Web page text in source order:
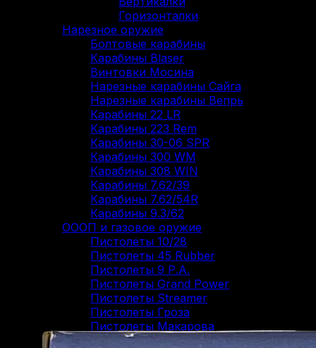
Горизонталки
Нарезное оружие
Болтовые карабины
Карабины Blaser
Винтовки Мосина
Нарезные карабины Сайга
Нарезные карабины Вепрь
Карабины 22 LR
Карабины 223 Rem
Карабины 30-06 SPR
Карабины 300 WM
Карабины 308 WIN
Карабины 7.62/39
Карабины 7.62/54R
Карабины 9.3/62
ОООП и газовое оружие
Пистолеты 10/28
Пистолеты 45 Rubber
Пистолеты 9 Р.А.
Пистолеты Grand Power
Пистолеты Streamer
Пистолеты Гроза
Пистолеты Макарова
Пистолеты ИЖ-79 (МР-79)